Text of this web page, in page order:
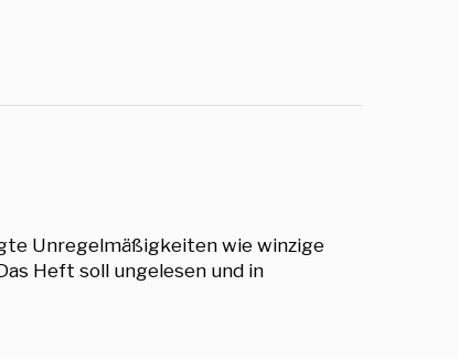
Unregelmäßigkeiten wie winzige
Heft soll ungelesen und in